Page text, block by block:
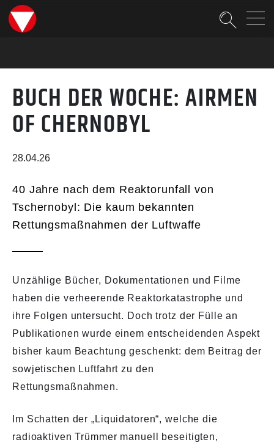
Suche
BUCH DER WOCHE: AIRMEN
OF CHERNOBYL
28.04.26
40 Jahre nach dem Reaktorunfall von
Tschernobyl: Die kaum bekannten
Rettungsmaßnahmen der Luftwaffe
Unzählige Bücher, Dokumentationen und Filme
haben die verheerende Reaktorkatastrophe und
ihre Folgen untersucht. Doch trotz der Fülle an
Publikationen wurde einem entscheidenden Aspekt
bisher kaum Beachtung geschenkt: dem Beitrag der
sowjetischen Luftfahrt zu den
Rettungsmaßnahmen.
Im Schatten der „Liquidatoren“, welche die
radioaktiven Trümmer manuell beseitigten,